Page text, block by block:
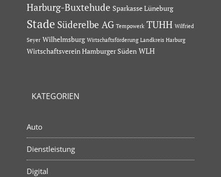
Harburg-Buxtehude Sparkasse Lüneburg
Stade Süderelbe AG Tempowerk TUHH Wilfried
Seyer Wilhelmsburg Wirtschaftsförderung Landkreis Harburg
Wirtschaftsverein Hamburger Süden WLH
KATEGORIEN
Auto
Dienstleistung
Digital